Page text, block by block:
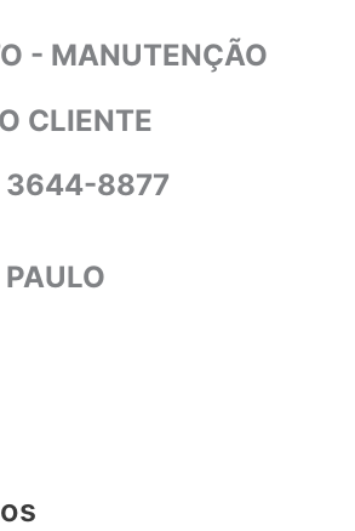
- MANUTENÇÃO
CLIENTE
3644-8877